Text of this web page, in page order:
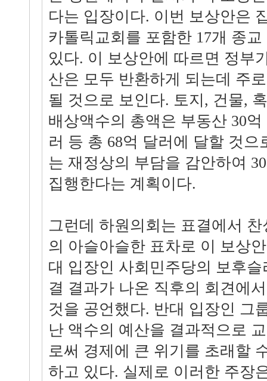
다는 입장이다. 이번 보상안은
카톨릭교회를 포함한 17개 종
있다. 이 보상안에 따르면 정부
산은 모두 반환하게 되는데 주
될 것으로 보인다. 토지, 건물,
배상액수의 총액은 부동산 30
러 등 총 68억 달러에 달할 것으
는 재정상의 부담을 감안하여
집행한다는 계획이다.
그런데 하원의회는 표결에서 찬
의 아슬아슬한 표차로 이 보상
대 입장인 사회민주당의 보후
결 결과가 나온 직후의 회견에
것을 공언했다. 반대 입장인 그
난 액수의 예산을 결과적으로
로써 경제에 큰 위기를 초래할
하고 있다. 실제로 이러한 주장